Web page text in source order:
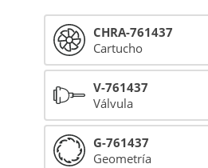
CHRA-761437
Cartucho
V-761437
Válvula
G-761437
Geometría